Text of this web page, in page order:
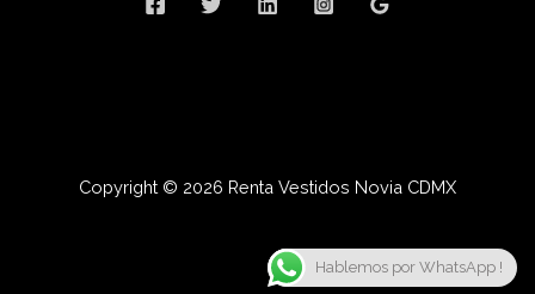
Copyright © 2026 Renta Vestidos Novia CDMX
Hablemos por WhatsApp !